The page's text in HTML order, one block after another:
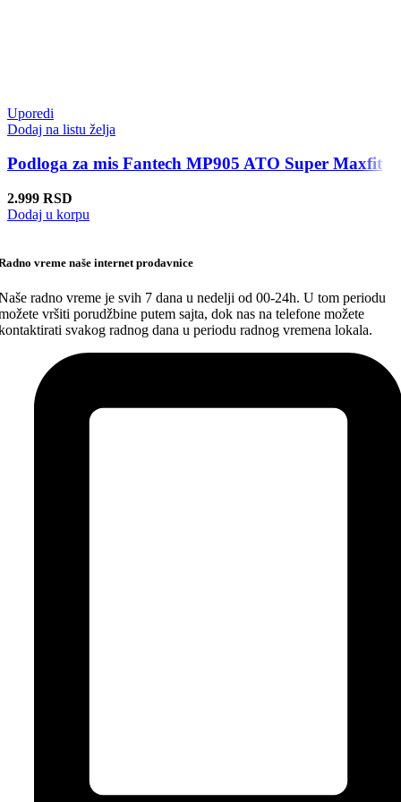
Uporedi
Dodaj na listu želja
Podloga za mis Fantech MP905 ATO Super Maxfit
2.999 RSD
Dodaj u korpu
vreme naše internet prodavnice
radno vreme je svih 7 dana u nedelji od 00-24h. U tom periodu
vršiti porudžbine putem sajta, dok nas na telefone možete
svakog radnog dana u periodu radnog vremena lokala.